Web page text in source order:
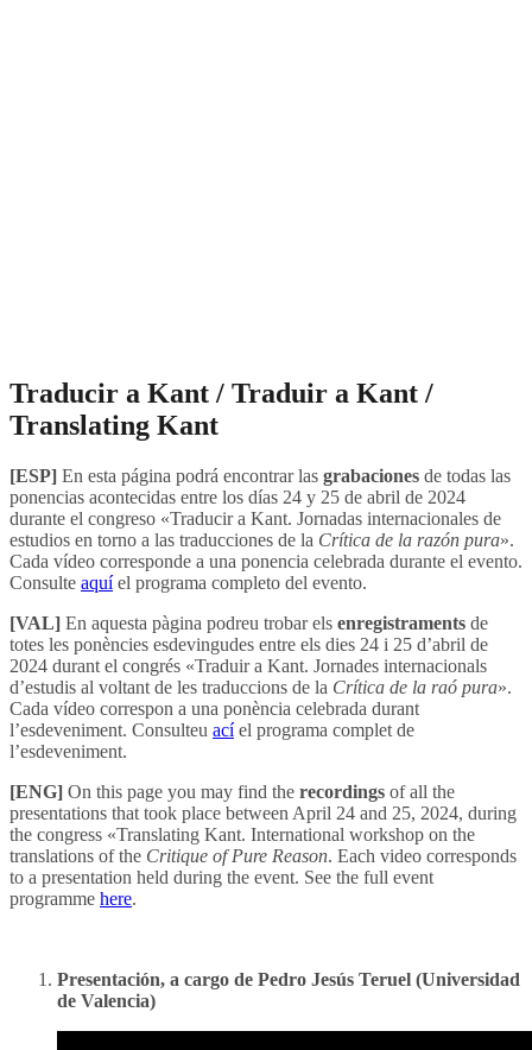
Traducir a Kant / Traduir a Kant /
Translating Kant
[ESP] En esta página podrá encontrar las grabaciones de todas las
ponencias acontecidas entre los días 24 y 25 de abril de 2024
durante el congreso «Traducir a Kant. Jornadas internacionales de
estudios en torno a las traducciones de la Crítica de la razón pura».
Cada vídeo corresponde a una ponencia celebrada durante el evento.
Consulte aquíel programa completo del evento.
[VAL] En aquesta pàgina podreu trobar els enregistraments de
totes les ponències esdevingudes entre els dies 24 i 25 d’abril de
2024 durant el congrés «Traduir a Kant. Jornades internacionals
d’estudis al voltant de les traduccions de la Crítica de la raó pura».
Cada vídeo correspon a una ponència celebrada durant
l’esdeveniment. Consulteu acíel programa complet de
l’esdeveniment.
[ENG] On this page you may find the recordings of all the
presentations that took place between April 24 and 25, 2024, during
the congress «Translating Kant. International workshop on the
translations of the Critique of Pure Reason. Each video corresponds
to a presentation held during the event. See the full event
programme here.
Presentación, a cargo de Pedro Jesús Teruel (Universidad
de Valencia)